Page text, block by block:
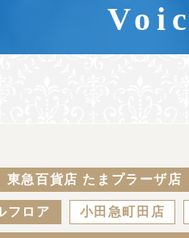
東急百貨店 たまプラーザ店
フロア 小田急町田店